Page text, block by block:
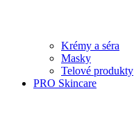
Krémy a séra
Masky
Telové produkty
PRO Skincare